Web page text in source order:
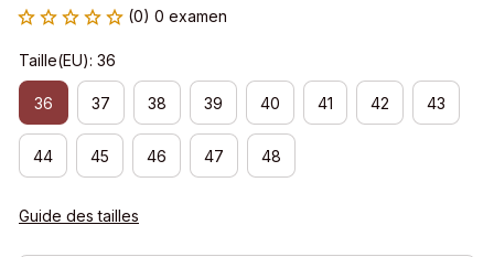
(0) 0 examen
Taille(EU): 36
36 37 38 39 40 41 42 43
44 45 46 47 48
Guide des tailles